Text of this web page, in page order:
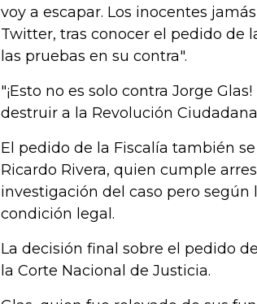
voy a escapar. Los inocentes
Twitter, tras conocer el pedido de
las pruebas en su contra".
"¡Esto no es solo contra Jorge
destruir a la Revolución
El pedido de la Fiscalía también
Ricardo Rivera, quien cumple
investigación del caso pero según
condición legal.
La decisión final sobre el pedido
la Corte Nacional de Justicia.